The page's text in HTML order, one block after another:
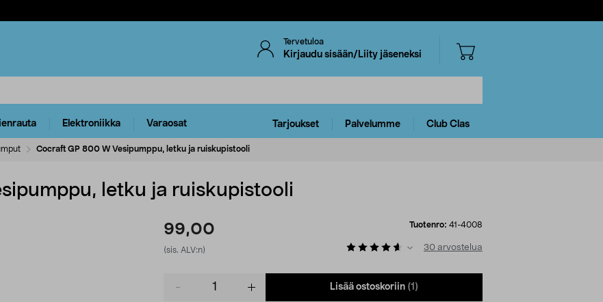
Tervetuloa
Kirjaudu sisään/Liity jäseneksi
Elektroniikka Varaosat Tarjoukset Palvelumme Club Clas
Cocraft GP 800 W Vesipumppu, letku ja ruiskupistooli
letku ja ruiskupistooli
99,00
(sis. ALV:n)
Tuotenro: 41-4008
30 arvostelua
Lisää ostoskoriin (1)